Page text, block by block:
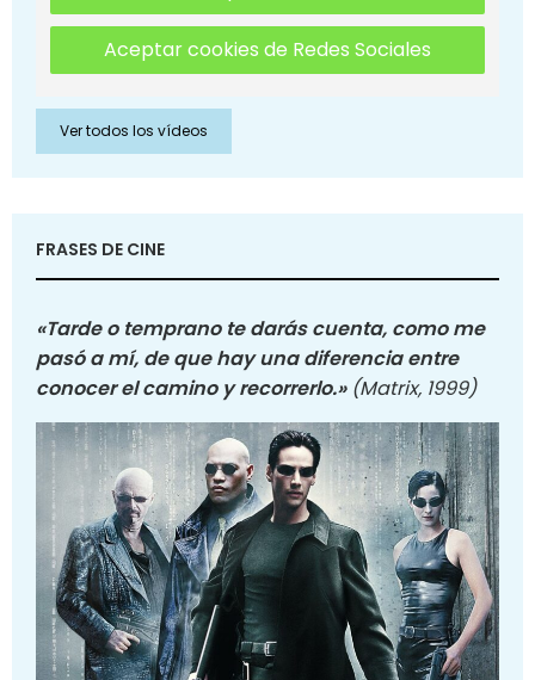
Aceptar cookies de Redes Sociales
Ver todos los vídeos
FRASES DE CINE
«Tarde o temprano te darás cuenta, como me
pasó a mí, de que hay una diferencia entre
conocer el camino y recorrerlo.» (Matrix, 1999)